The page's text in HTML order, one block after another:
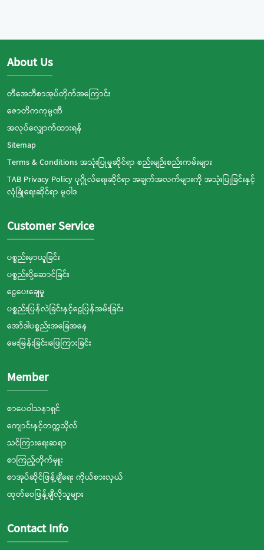
About Us
တီအေဘီစာအုပ်တိုက်အကြောင်း
ဇောတိကကုမ္ပဏီ
အလုပ်လျှောက်ထားရန်
Sitemap
Terms & Conditions အသုံးပြုမှုဆိုင်ရာ စည်းမျဉ်းစည်းကမ်းများ
TAB Privacy Policy ပုဂ္ဂိုလ်ရေးဆိုင်ရာ အချက်အလက်များကို အသုံးပြုခြင်းနှင့်
လုံခြုံရေးဆိုင်ရာ မူဝါဒ
Customer Service
ပစ္စည်းမှာယူခြင်း
ပစ္စည်းပို့ဆောင်ခြင်း
ငွေပေးချေမှု
ပစ္စည်းပြန်လဲခြင်းနှင့်ငွေပြန်အမ်းခြင်း
အော်ဒါပစ္စည်းအခြေအနေ
မေးမြန်းခြင်း၊ဖြေကြားခြင်း
Member
စာပေဝါသနာရှင်
ကျောင်းနှင့်တက္ကသိုလ်
သင်ကြားရေးဆရာ
စာကြည့်တိုက်မှူး
စာအုပ်ဆိုင်ဖြန့်ချီရေး ကိုယ်စားလှယ်
ထုတ်ဝေဖြန့်ချီလိုသူများ
Contact Info